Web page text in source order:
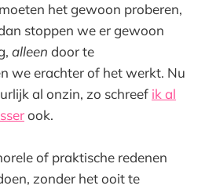
het gewoon proberen,
stoppen we er gewoon
alleen door te
we erachter of het werkt. Nu
al onzin, zo schreef ik al
ook.
of praktische redenen
zonder het ooit te